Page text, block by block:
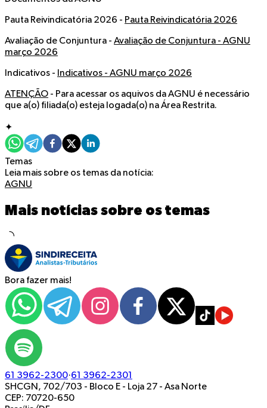
Pauta Reivindicatória 2026 - Pauta Reivindicatória 2026
Avaliação de Conjuntura - Avaliação de Conjuntura - AGNU
março 2026
Indicativos - Indicativos - AGNU março 2026
ATENÇÃO - Para acessar os aquivos da AGNU é necessário
que a(o) filiada(o) esteja logada(o) na Área Restrita.
✦
Temas
Leia mais sobre os temas da notícia:
AGNU
Mais notícias sobre os temas
Bora fazer mais!
61 3962-2300·61 3962-2301
SHCGN, 702/703 - Bloco E - Loja 27 - Asa Norte
CEP: 70720-650